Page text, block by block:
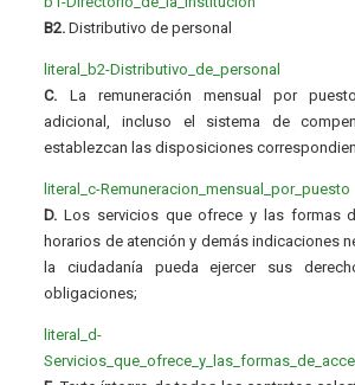
B2. Distributivo de personal
literal_b2-Distributivo_de_personal
C. La remuneración mensual por
adicional, incluso el sistema de
establezcan las disposiciones
literal_c-Remuneracion_mensual_por_puesto
D. Los servicios que ofrece y las formas
horarios de atención y demás indicaciones
la ciudadanía pueda ejercer sus
obligaciones;
literal_d-